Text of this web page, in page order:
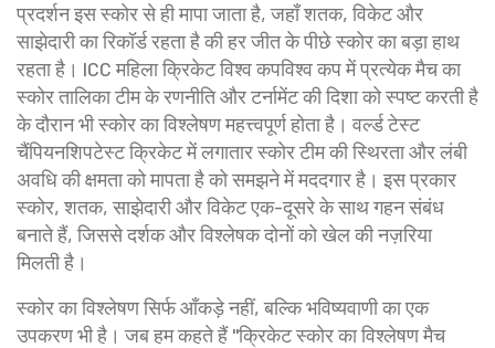
प्रदर्शन इस स्कोर से ही मापा जाता है, जहाँ शतक, विकेट और
साझेदारी का रिकॉर्ड रहता हैकी हर जीत के पीछे स्कोर का बड़ा हाथ
रहता है। ICC महिला क्रिकेट विश्व कपविश्व कप में प्रत्येक मैच का
स्कोर तालिका टीम के रणनीति और टर्नामेंट की दिशा को स्पष्ट करती है
के दौरान भी स्कोर का विश्लेषण महत्त्वपूर्ण होता है।वर्ल्ड टेस्ट
चैंपियनशिपटेस्ट क्रिकेट में लगातार स्कोर टीम की स्थिरता और लंबी
अवधि की क्षमता को मापता हैको समझने में मददगार है। इस प्रकार
स्कोर, शतक, साझेदारी और विकेट एक-दूसरे के साथ गहन संबंध
बनाते हैं, जिससे दर्शक और विश्लेषक दोनों को खेल की नज़रिया
मिलती है।
स्कोर का विश्लेषण सिर्फ आँकड़े नहीं, बल्कि भविष्यवाणी का एक
उपकरण भी है। जब हम कहते हैं "क्रिकेट स्कोर का विश्लेषण मैच